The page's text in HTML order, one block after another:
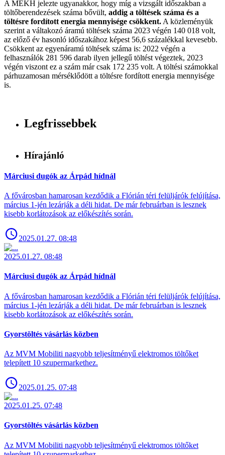
A MEKH jelezte ugyanakkor, hogy míg a vizsgált időszakban a
töltőberendezések száma bővült, addig a töltések száma és a
töltésre fordított energia mennyisége csökkent. A közleményük
szerint a váltakozó áramú töltések száma 2023 végén 140 018 volt,
az előző év hasonló időszakához képest 56,6 százalékkal kevesebb.
Csökkent az egyenáramú töltések száma is: 2022 végén a
felhasználók 281 596 darab ilyen jellegű töltést végeztek, 2023
végén viszont ez a szám már csak 172 235 volt. A töltési számokkal
párhuzamosan mérséklődött a töltésre fordított energia mennyisége
is.
Legfrissebbek
Hírajánló
Márciusi dugók az Árpád hídnál
A fővárosban hamarosan kezdődik a Flórián téri felüljárók felújítása,
március 1-jén lezárják a déli hidat. De már februárban is lesznek
kisebb korlátozások az előkészítés során.
2025.01.27. 08:48
2025.01.27. 08:48
Márciusi dugók az Árpád hídnál
A fővárosban hamarosan kezdődik a Flórián téri felüljárók felújítása,
március 1-jén lezárják a déli hidat. De már februárban is lesznek
kisebb korlátozások az előkészítés során.
Gyorstöltés vásárlás közben
Az MVM Mobiliti nagyobb teljesítményű elektromos töltőket
telepített 10 szupermarkethez.
2025.01.25. 07:48
2025.01.25. 07:48
Gyorstöltés vásárlás közben
Az MVM Mobiliti nagyobb teljesítményű elektromos töltőket